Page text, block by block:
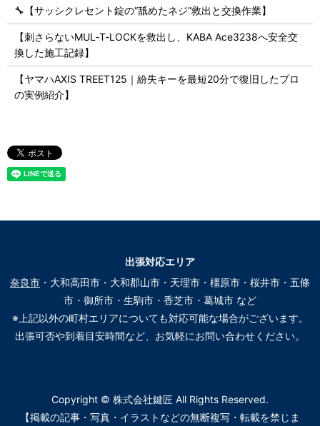
🔧【サッシクレセント錠の“舐めたネジ”救出と交換作業】
【刺さらないMUL‑T‑LOCKを救出し、KABA Ace3238へ安全交
換した施工記録】
【ヤマハAXIS TREET125｜紛失キーを最短20分で復旧したプロ
の実例紹介】
出張対応エリア
奈良市 ・大和高田市・大和郡山市・天理市・橿原市・桜井市・五條
市・御所市・生駒市・香芝市・葛城市 など
※上記以外の町村エリアについても対応可能な場合がございます。
出張可否や到着目安時間など、お気軽にお問い合わせください。
Copyright © 株式会社鍵匠 All Rights Reserved.
【掲載の記事・写真・イラストなどの無断複写・転載を禁じま